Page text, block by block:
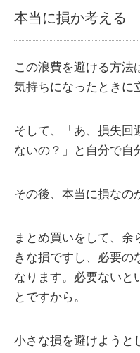
本当に損か考える
この浪費を避ける方法
気持ちになったときに
そして、「あ、損失回
ないの？」と自分で自
その後、本当に損なの
まとめ買いをして、余
きな損ですし、必要の
なります。必要ないと
とですから。
小さな損を避けようと